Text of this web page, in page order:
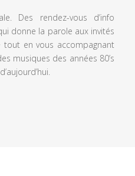
Des rendez-vous d’info
donne la parole aux invités
tout en vous accompagnant
musiques des années 80’s